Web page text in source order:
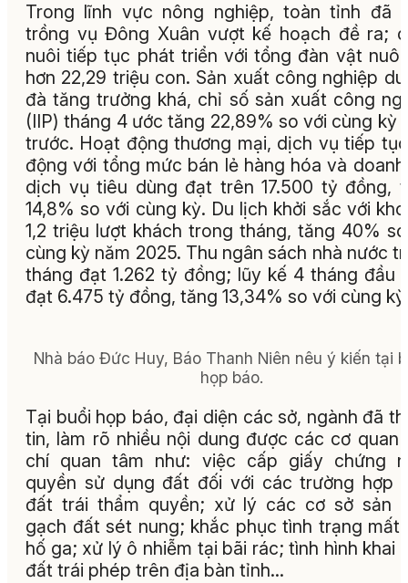
Trong lĩnh vực nông nghiệp, toàn tỉnh đã
trồng vụ Đông Xuân vượt kế hoạch đề ra;
nuôi tiếp tục phát triển với tổng đàn vật
hơn 22,29 triệu con. Sản xuất công nghiệp
đà tăng trưởng khá, chỉ số sản xuất công
(IIP) tháng 4 ước tăng 22,89% so với cùng kỳ
trước. Hoạt động thương mại, dịch vụ tiếp
động với tổng mức bán lẻ hàng hóa và
dịch vụ tiêu dùng đạt trên 17.500 tỷ đồng,
14,8% so với cùng kỳ. Du lịch khởi sắc với
1,2 triệu lượt khách trong tháng, tăng 40%
cùng kỳ năm 2025. Thu ngân sách nhà nước
tháng đạt 1.262 tỷ đồng; lũy kế 4 tháng đầu
đạt 6.475 tỷ đồng, tăng 13,34% so với cùng
Nhà báo Đức Huy, Báo Thanh Niên nêu ý kiến tại
họp báo.
Tại buổi họp báo, đại diện các sở, ngành đã
tin, làm rõ nhiều nội dung được các cơ quan
chí quan tâm như: việc cấp giấy chứng
quyền sử dụng đất đối với các trường hợp
đất trái thẩm quyền; xử lý các cơ sở sản
gạch đất sét nung; khắc phục tình trạng mất
hố ga; xử lý ô nhiễm tại bãi rác; tình hình khai
đất trái phép trên địa bàn tỉnh...